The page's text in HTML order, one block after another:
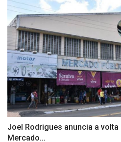
Joel Rodrigues anuncia a
Mercado...